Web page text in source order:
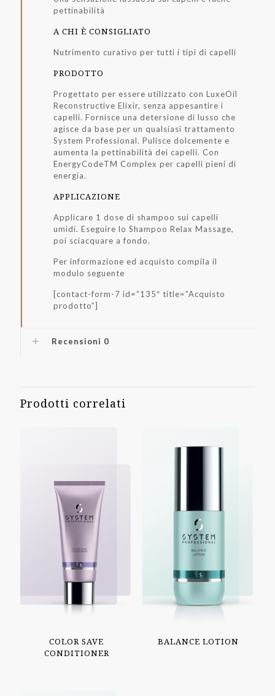
pettinabilità
A CHI È CONSIGLIATO
Nutrimento curativo per tutti i tipi di capelli
PRODOTTO
Progettato per essere utilizzato con LuxeOil
Reconstructive Elixir, senza appesantire i
capelli. Fornisce una detersione di lusso che
agisce da base per un qualsiasi trattamento
System Professional. Pulisce dolcemente e
aumenta la pettinabilità dei capelli. Con
EnergyCodeTM Complex per capelli pieni di
energia.
APPLICAZIONE
Applicare 1 dose di shampoo sui capelli
umidi. Eseguire lo Shampoo Relax Massage,
poi sciacquare a fondo.
Per informazione ed acquisto compila il
modulo seguente
[contact-form-7 id=”135″ title=”Acquisto
prodotto”]
Recensioni 0
Prodotti correlati
COLOR SAVE
CONDITIONER
BALANCE LOTION